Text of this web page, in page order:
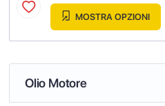
MOSTRA OPZIONI
Olio Motore